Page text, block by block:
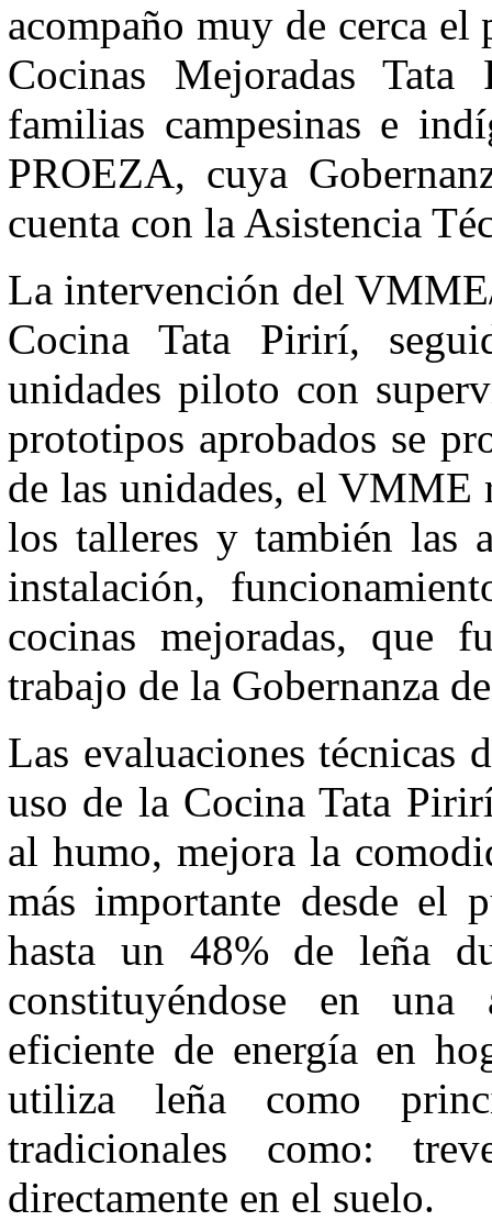
acompaño muy de cerca
Cocinas Mejoradas
familias campesinas e
PROEZA, cuya
cuenta con la Asistencia
La intervención del
Cocina Tata Pirirí,
unidades piloto con
prototipos aprobados se
de las unidades, el VMME
los talleres y también las
instalación,
cocinas mejoradas, que
trabajo de la Gobernanza
Las evaluaciones técnicas
uso de la Cocina Tata
al humo, mejora la
más importante desde el
hasta un 48% de leña
constituyéndose en
eficiente de energía en
utiliza leña como
tradicionales como:
directamente en el suelo.